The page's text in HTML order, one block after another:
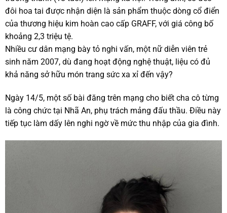
đôi hoa tai được nhận diện là sản phẩm thuộc dòng cổ điển
của thương hiệu kim hoàn cao cấp GRAFF, với giá công bố
khoảng 2,3 triệu tệ.
Nhiều cư dân mạng bày tỏ nghi vấn, một nữ diễn viên trẻ
sinh năm 2007, dù đang hoạt động nghệ thuật, liệu có đủ
khả năng sở hữu món trang sức xa xỉ đến vậy?
Ngày 14/5, một số bài đăng trên mạng cho biết cha cô từng
là công chức tại Nhã An, phụ trách mảng đấu thầu. Điều này
tiếp tục làm dấy lên nghi ngờ về mức thu nhập của gia đình.